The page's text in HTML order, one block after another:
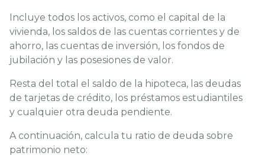
Incluye todos los activos, como el capital de la
vivienda, los saldos de las cuentas corrientes y de
ahorro, las cuentas de inversión, los fondos de
jubilación y las posesiones de valor.
Resta del total el saldo de la hipoteca, las deudas
de tarjetas de crédito, los préstamos estudiantiles
y cualquier otra deuda pendiente.
A continuación, calcula tu ratio de deuda sobre
patrimonio neto: